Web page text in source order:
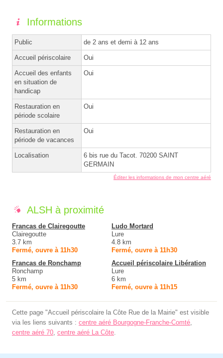
Informations
Public de 2 ans et demi à 12 ans
Accueil périscolaire Oui
Accueil des enfants
en situation de
handicap
Oui
Restauration en
période scolaire
Oui
Restauration en
période de vacances
Oui
Localisation
6 bis rue du Tacot. 70200 SAINT
GERMAIN
Éditer les informations de mon centre aéré
ALSH à proximité
Francas de Clairegoutte
Clairegoutte
3.7 km
Fermé, ouvre à 11h30
Ludo Mortard
Lure
4.8 km
Fermé, ouvre à 11h30
Francas de Ronchamp
Ronchamp
5 km
Fermé, ouvre à 11h30
Accueil périscolaire Libération
Lure
6 km
Fermé, ouvre à 11h15
Cette page "Accueil périscolaire la Côte Rue de la Mairie" est visible
via les liens suivants : centre aéré Bourgogne-Franche-Comté
centre aéré 70 centre aéré La Côte